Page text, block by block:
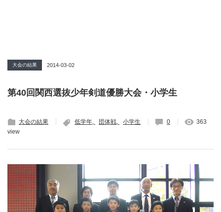
大会の結果 2014-03-02
第40回関西選抜少年剣道優勝大会・小学生
大会の結果 低学年 団体戦 小学生 0
363
view